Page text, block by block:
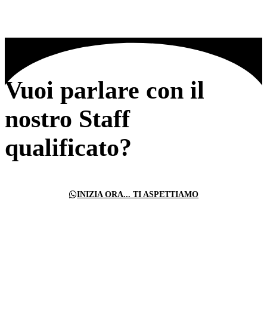
Vuoi parlare con il
nostro Staff
qualificato?
INIZIA ORA... TI ASPETTIAMO